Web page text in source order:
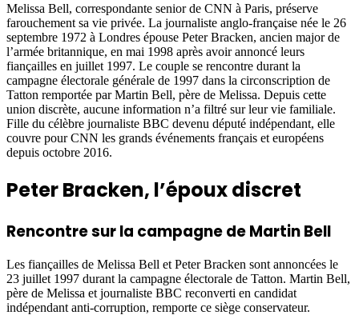
Melissa Bell, correspondante senior de CNN à Paris, préserve
farouchement sa vie privée. La journaliste anglo-française née le 26
septembre 1972 à Londres épouse Peter Bracken, ancien major de
l’armée britannique, en mai 1998 après avoir annoncé leurs
fiançailles en juillet 1997. Le couple se rencontre durant la
campagne électorale générale de 1997 dans la circonscription de
Tatton remportée par Martin Bell, père de Melissa. Depuis cette
union discrète, aucune information n’a filtré sur leur vie familiale.
Fille du célèbre journaliste BBC devenu député indépendant, elle
couvre pour CNN les grands événements français et européens
depuis octobre 2016.
Peter Bracken, l’époux discret
Rencontre sur la campagne de Martin Bell
Les fiançailles de Melissa Bell et Peter Bracken sont annoncées le
23 juillet 1997 durant la campagne électorale de Tatton. Martin Bell,
père de Melissa et journaliste BBC reconverti en candidat
indépendant anti-corruption, remporte ce siège conservateur.